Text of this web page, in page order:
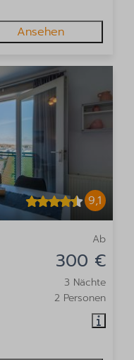
Ansehen
9,1
Ab
300 €
3 Nächte
2 Personen